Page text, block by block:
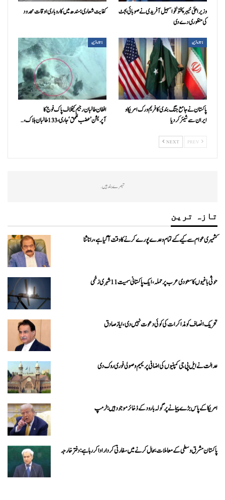
وزیراعلیٰ خیبرپختونخوا سہیل آفریدی نے صوبائی بجٹ
کی منظوری دے دی
کفایت شعاری؛ سندھ میں کاروباری اوقات محدود
1تازہ ترین
پاکستان نے جامع جنگ بندی کا فریم ورک امریکا و
ایران سے شیئر کر دیا
1تازہ ترین
افغان طالبان رجیم کیخلاف پاک فوج کا
آپریشن’عضب للحق‘ جاری، 133 طالبان ہلاک،…
NEXT
تبصرے بند ہیں.
تازہ ترین
کشمیری عوام سے کیے گئے تمام وعدے پورے کرنے کا وقت آ گیا ہے، رانا ثنا
حوثی باغیوں کا سعودی عرب پر حملہ، ایک پاکستانی سمیت 11 شہری زخمی
تحریک انصاف کو مذاکرات کی کوئی دعوت نہیں دی، ایاز صادق
عدالت نے ایل پی جی کمپنیوں کی اضافی پریمیم وصولی فوری روک دی
امریکا کے پاس بڑے پیمانے پر گولہ بارود کے ذخائر موجود ہیں: ٹرمپ
پاکستان مشرق وسطی کے معاملات بحال کرنے میں سفارتی کردار ادا کررہا ہے: دفتر خارجہ